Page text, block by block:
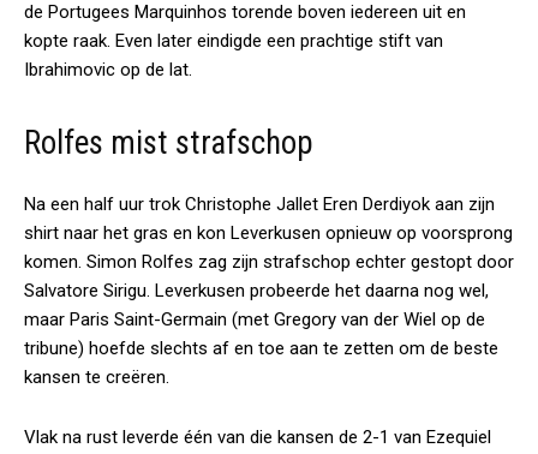
de Portugees Marquinhos torende boven iedereen uit en
kopte raak. Even later eindigde een prachtige stift van
Ibrahimovic op de lat.
Rolfes mist strafschop
Na een half uur trok Christophe Jallet Eren Derdiyok aan zijn
shirt naar het gras en kon Leverkusen opnieuw op voorsprong
komen. Simon Rolfes zag zijn strafschop echter gestopt door
Salvatore Sirigu. Leverkusen probeerde het daarna nog wel,
maar Paris Saint-Germain (met Gregory van der Wiel op de
tribune) hoefde slechts af en toe aan te zetten om de beste
kansen te creëren.
Vlak na rust leverde één van die kansen de 2-1 van Ezequiel